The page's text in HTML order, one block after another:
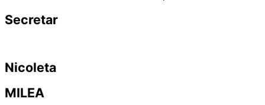
Secretar
Nicoleta
MILEA